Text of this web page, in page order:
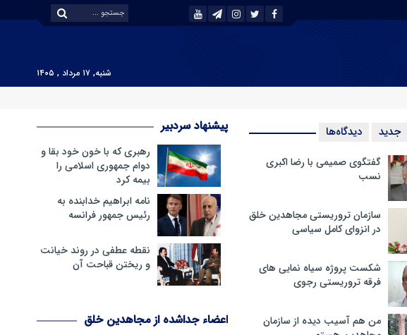
شنبه, ۱۷ مرداد , ۱۴۰۵
جدید دیدگاه‌ها
گفتگوی صمیمی با رضا اکبری
نسب
سازمان تروریستی مجاهدین خلق
در انزوای کامل سیاسی
شکست پروژه سیاه نمایی های
فرقه تروریستی رجوی
من هم آسیب دیده از سازمان
پیشنهاد سردبیر
رهبری که با خون خود بقا و
دوام جمهوری اسلامی را
بیمه کرد
نامه ابراهیم خدابنده به
رئیس جمهور فرانسه
نقطه عطفی در روند خیانت
و ریختن قباحت آن
اعضاء جداشده از مجاهدین خلق